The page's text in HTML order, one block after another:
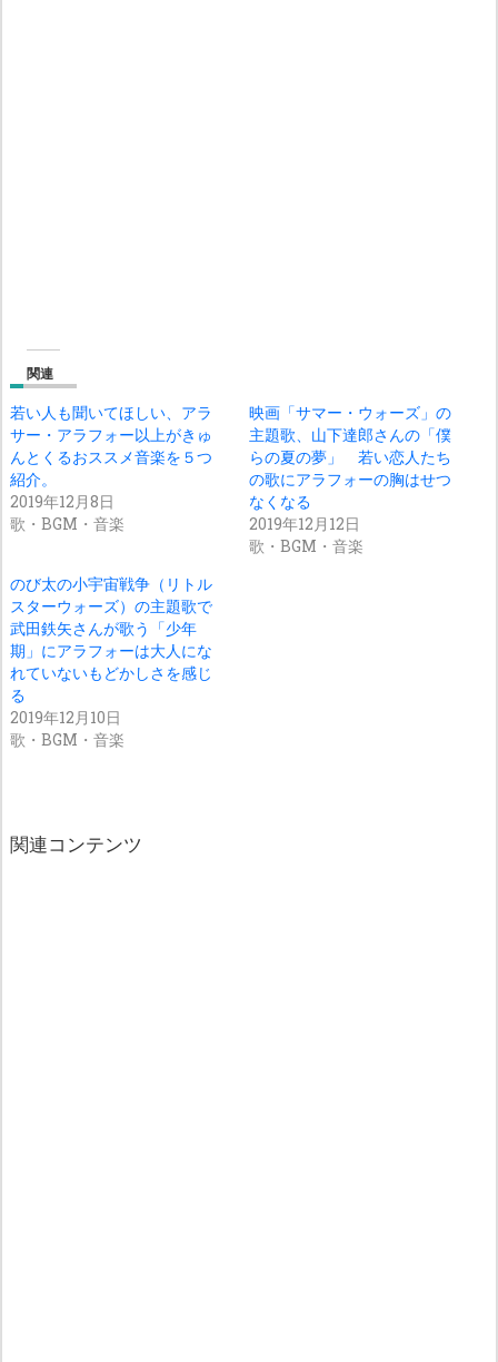
関連
若い人も聞いてほしい、アラ
サー・アラフォー以上がきゅ
んとくるおススメ音楽を５つ
紹介。
2019年12月8日
歌・BGM・音楽
映画「サマー・ウォーズ」の
主題歌、山下達郎さんの「僕
らの夏の夢」 若い恋人たち
の歌にアラフォーの胸はせつ
なくなる
2019年12月12日
歌・BGM・音楽
のび太の小宇宙戦争（リトル
スターウォーズ）の主題歌で
武田鉄矢さんが歌う「少年
期」にアラフォーは大人にな
れていないもどかしさを感じ
る
2019年12月10日
歌・BGM・音楽
関連コンテンツ